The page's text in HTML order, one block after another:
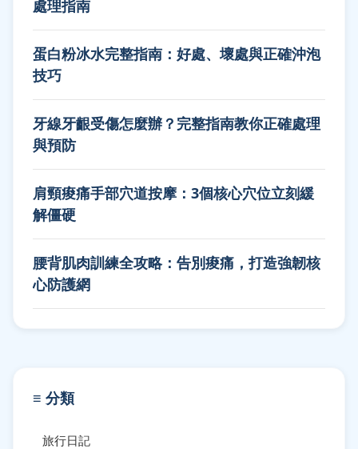
處理指南
蛋白粉冰水完整指南：好處、壞處與正確沖泡
技巧
牙線牙齦受傷怎麼辦？完整指南教你正確處理
與預防
肩頸痠痛手部穴道按摩：3個核心穴位立刻緩
解僵硬
腰背肌肉訓練全攻略：告別痠痛，打造強韌核
心防護網
≡ 分類
旅行日記